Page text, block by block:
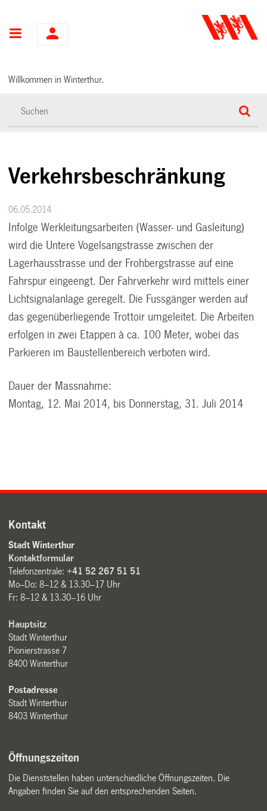
Hauptnavigation
Willkommen in Winterthur.
Verkehrsbeschränkung
06.05.2014
Infolge Werkleitungsarbeiten (Wasser- und Gasleitung)
wird die Untere Vogelsangstrasse zwischen der
Lagerhausstrasse und der Frohbergstrasse auf eine
Fahrspur eingeengt. Der Fahrverkehr wird mittels einer
Lichtsignalanlage geregelt. Die Fussgänger werden auf
das gegenüberliegende Trottoir umgeleitet. Die Arbeiten
erfolgen in zwei Etappen à ca. 100 Meter, wobei das
Parkieren im Baustellenbereich verboten wird.
Dauer der Massnahme:
Montag, 12. Mai 2014, bis Donnerstag, 31. Juli 2014
Kontakt
Stadt Winterthur
Kontaktformular
Telefonzentrale:+41 52 267 51 51
Mo–Do: 8–12 & 13.30–17 Uhr
Fr: 8–12 & 13.30–16 Uhr
Hauptsitz
Stadt Winterthur
Pionierstrasse 7
8400 Winterthur
Postadresse
Stadt Winterthur
8403 Winterthur
Öffnungszeiten
Die Dienststellen haben unterschiedliche Öffnungszeiten. Die
Angaben finden Sie auf den entsprechenden Seiten.